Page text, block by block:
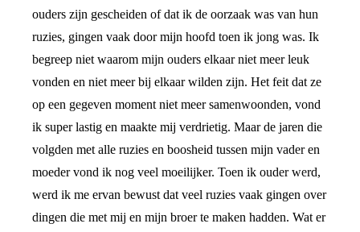
ouders zijn gescheiden of dat ik de oorzaak was van hun
ruzies, gingen vaak door mijn hoofd toen ik jong was. Ik
begreep niet waarom mijn ouders elkaar niet meer leuk
vonden en niet meer bij elkaar wilden zijn. Het feit dat ze
op een gegeven moment niet meer samenwoonden, vond
ik super lastig en maakte mij verdrietig. Maar de jaren die
volgden met alle ruzies en boosheid tussen mijn vader en
moeder vond ik nog veel moeilijker. Toen ik ouder werd,
werd ik me ervan bewust dat veel ruzies vaak gingen over
dingen die met mij en mijn broer te maken hadden. Wat er